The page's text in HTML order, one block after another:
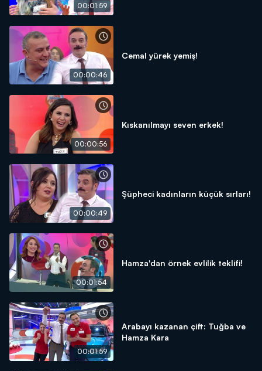
00:01:59
00:00:46
Cemal yürek yemiş!
00:00:56
Kıskanılmayı seven erkek!
00:00:49
Şüpheci kadınların küçük sırları!
00:01:54
Hamza'dan örnek evlilik teklifi!
00:01:59
Arabayı kazanan çift: Tuğba ve
Hamza Kara